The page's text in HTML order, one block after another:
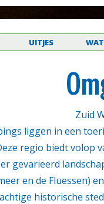
UITJES
Zuid
liggen in een
regio biedt volop
gevarieerd
en de Fluessen)
historische